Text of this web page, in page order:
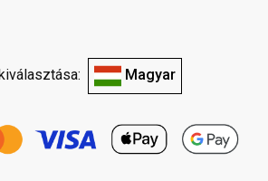
Magyar